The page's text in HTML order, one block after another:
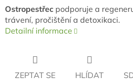
Ostropestřec podporuje a
trávení, pročištění a detoxikaci.
Detailní informace
ZEPTAT SE HLÍDAT